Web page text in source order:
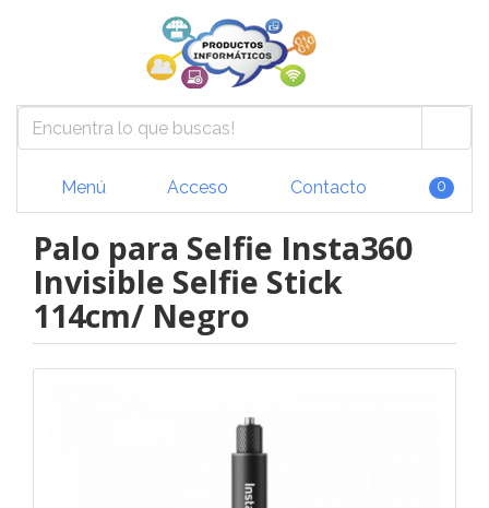
Menú Acceso Contacto 0
Palo para Selfie Insta360
Invisible Selfie Stick
114cm/ Negro